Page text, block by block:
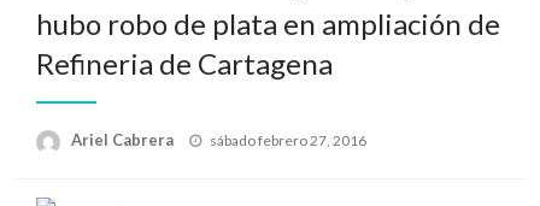
hubo robo de plata en ampliación de
Refineria de Cartagena
Ariel Cabrera
Publicado
sábado febrero 27, 2016